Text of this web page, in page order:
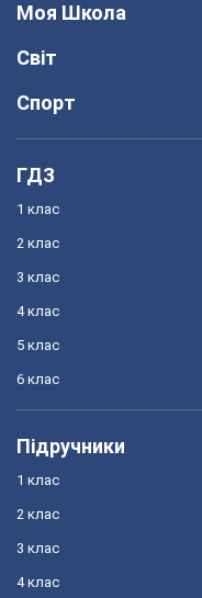
Моя Школа
Світ
Спорт
ГДЗ
1 клас
2 клас
3 клас
4 клас
5 клас
6 клас
Підручники
1 клас
2 клас
3 клас
4 клас